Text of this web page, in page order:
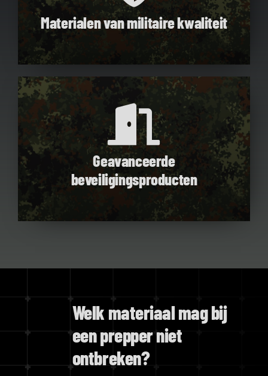
Materialen van militaire kwaliteit
Geavanceerde
beveiligingsproducten
Welk materiaal mag bij
een prepper niet
ontbreken?